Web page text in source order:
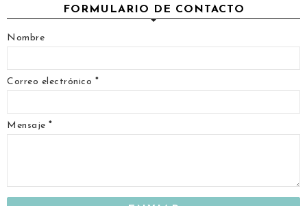
FORMULARIO DE CONTACTO
Nombre
Correo electrónico *
Mensaje *